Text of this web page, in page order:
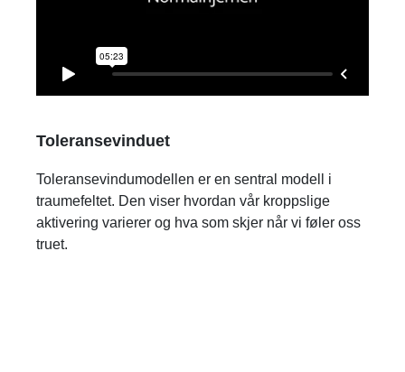
Toleransevinduet
Toleransevindumodellen er en sentral modell i
traumefeltet. Den viser hvordan vår kroppslige
aktivering varierer og hva som skjer når vi føler oss
truet.